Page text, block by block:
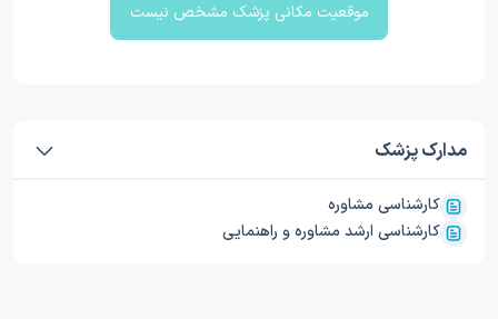
موقعیت مکانی پزشک مشخص نیست
مدارک پزشک
کارشناسی مشاوره
کارشناسی ارشد مشاوره و راهنمایی